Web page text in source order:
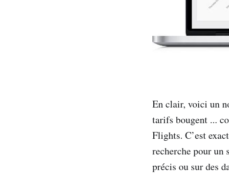
En clair, voici un
tarifs bougent ...
Flights. C’est
recherche pour
précis ou sur des